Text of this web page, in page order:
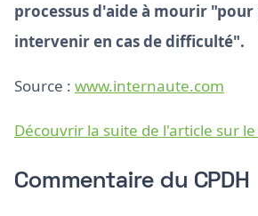
processus d'aide à mourir
intervenir en cas de difficulté".
Source : www.internaute.com
Découvrir la suite de l'article sur
Commentaire du CPDH